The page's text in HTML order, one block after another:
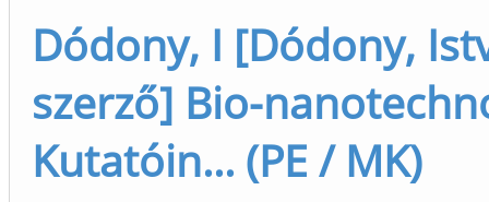
Dódony, I [Dódony,
szerző] Bio-
Kutatóin... (PE / MK)